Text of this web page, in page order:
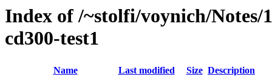
Index of /~stolfi/voynich/
cd300-test1
Name Last modified Size Description